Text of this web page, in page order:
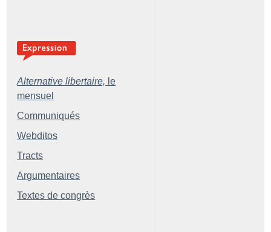
Alternative libertaire, le
mensuel
Communiqués
Webditos
Tracts
Argumentaires
Textes de congrès